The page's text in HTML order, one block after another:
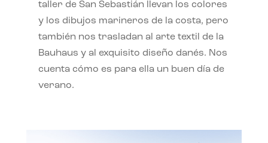
taller de San Sebastián llevan los colores
y los dibujos marineros de la costa, pero
también nos trasladan al arte textil de la
Bauhaus y al exquisito diseño danés. Nos
cuenta cómo es para ella un buen día de
verano.